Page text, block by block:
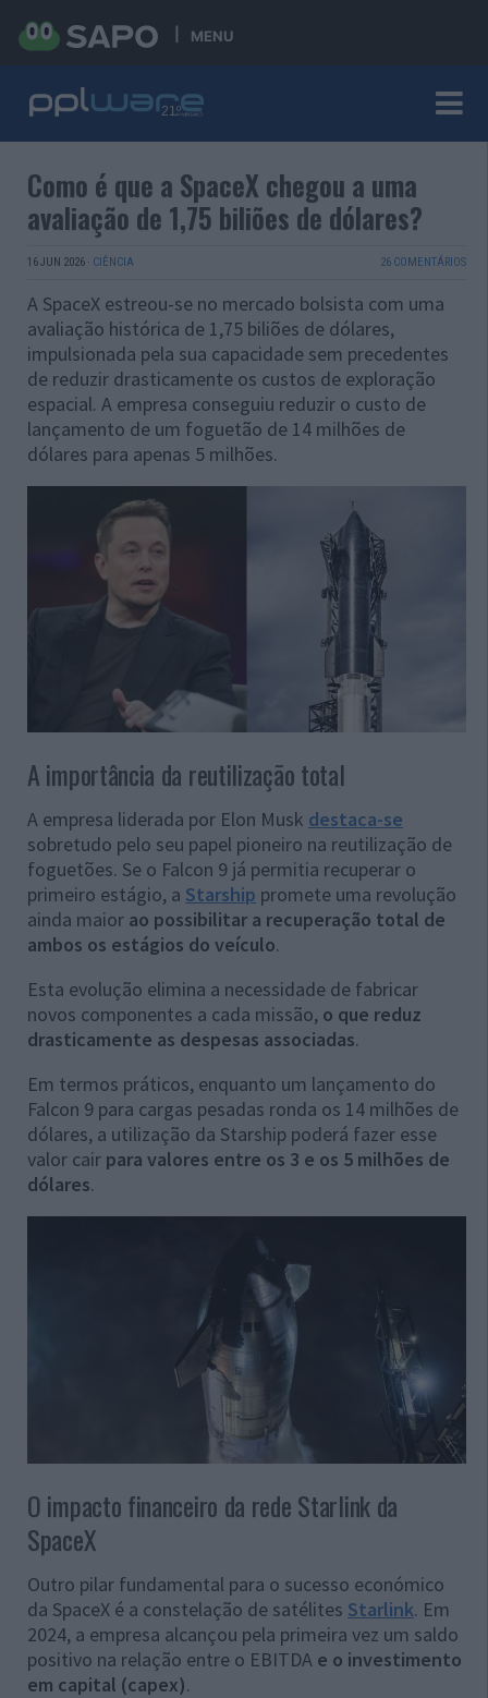
MENU
Como é que a SpaceX chegou a uma
avaliação de 1,75 biliões de dólares?
16 JUN 2026 · CIÊNCIA 26 COMENTÁRIOS
A SpaceX estreou-se no mercado bolsista com uma
avaliação histórica de 1,75 biliões de dólares,
impulsionada pela sua capacidade sem precedentes
de reduzir drasticamente os custos de exploração
espacial. A empresa conseguiu reduzir o custo de
lançamento de um foguetão de 14 milhões de
dólares para apenas 5 milhões.
A importância da reutilização total
A empresa liderada por Elon Musk destaca-se
sobretudo pelo seu papel pioneiro na reutilização de
foguetões. Se o Falcon 9 já permitia recuperar o
primeiro estágio, a Starship promete uma revolução
ainda maior ao possibilitar a recuperação total de
ambos os estágios do veículo.
Esta evolução elimina a necessidade de fabricar
novos componentes a cada missão, o que reduz
drasticamente as despesas associadas.
Em termos práticos, enquanto um lançamento do
Falcon 9 para cargas pesadas ronda os 14 milhões de
dólares, a utilização da Starship poderá fazer esse
valor cair para valores entre os 3 e os 5 milhões de
dólares.
O impacto financeiro da rede Starlink da
SpaceX
Outro pilar fundamental para o sucesso económico
da SpaceX é a constelação de satélites Starlink. Em
2024, a empresa alcançou pela primeira vez um saldo
positivo na relação entre o EBITDA e o investimento
em capital (capex).